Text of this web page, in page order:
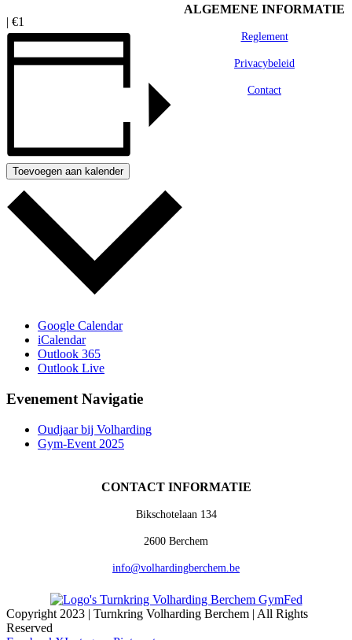
| €1
Toevoegen aan kalender
Google Calendar
iCalendar
Outlook 365
Outlook Live
Evenement Navigatie
Oudjaar bij Volharding
Gym-Event 2025
ALGEMENE INFORMATIE
Reglement
Privacybeleid
Contact
CONTACT INFORMATIE
Bikschotelaan 134
2600 Berchem
info@volhardingberchem.be
Copyright 2023 | Turnkring Volharding Berchem | All Rights
Reserved